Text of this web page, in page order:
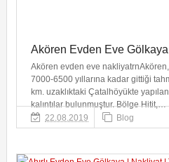
Akören Evden Eve Gölkaya
Akören evden eve
7000-6500 yıllarına kadar gittiği
km. uzaklıktaki Çatalhöyükte
kalıntılar bulunmuştur. Bölge Hitit,…
22.08.2019
Blog